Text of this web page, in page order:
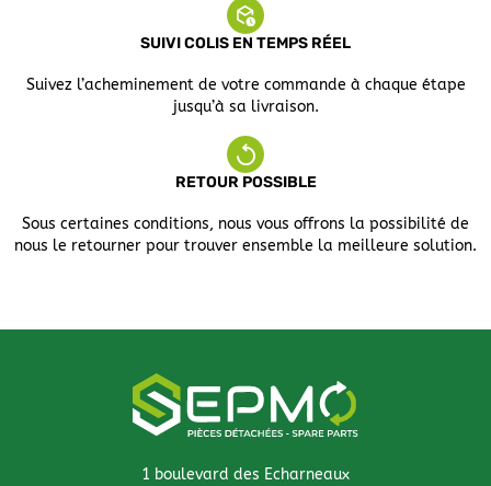
SUIVI COLIS EN TEMPS RÉEL
Suivez l’acheminement de votre commande à chaque étape
jusqu’à sa livraison.
RETOUR POSSIBLE
Sous certaines conditions, nous vous offrons la possibilité de
nous le retourner pour trouver ensemble la meilleure solution.
1 boulevard des Echarneaux